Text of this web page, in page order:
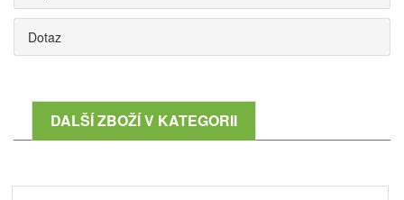
Dotaz
DALŠÍ ZBOŽÍ V KATEGORII